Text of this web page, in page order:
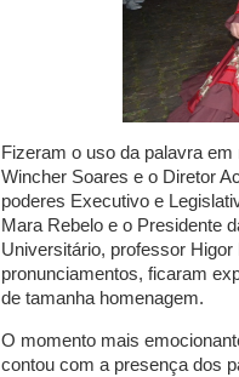
Fizeram o uso da palavra
Wincher Soares e o Diretor
poderes Executivo e
Mara Rebelo e o Presidente
Universitário, professor
pronunciamentos, ficaram
de tamanha homenagem.
O momento mais
contou com a presença dos